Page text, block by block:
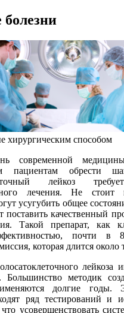
хирургическим способом
медицины
пациентам обрести
лейкоз
лечения. Не
усугубить общее
поставить качественный
Такой препарат, как
почти в
которая длится около
лейкоза
Большинство методик
долгие годы.
ряд тестирований и
усовершенствовать